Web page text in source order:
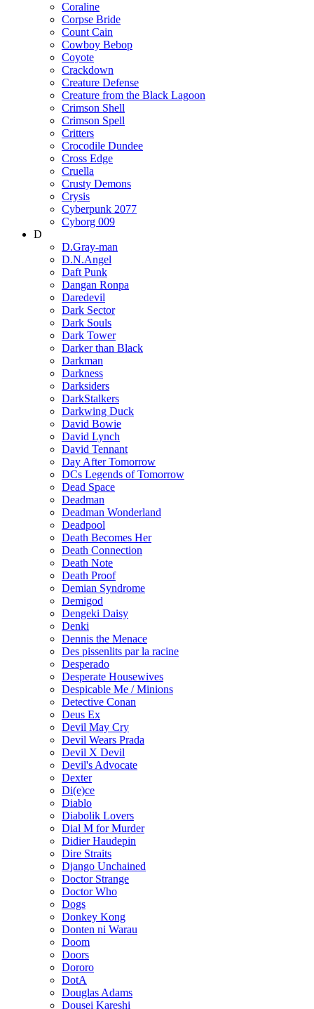
Coraline
Corpse Bride
Count Cain
Cowboy Bebop
Coyote
Crackdown
Creature Defense
Creature from the Black Lagoon
Crimson Shell
Crimson Spell
Critters
Crocodile Dundee
Cross Edge
Cruella
Crusty Demons
Crysis
Cyberpunk 2077
Cyborg 009
D
D.Gray-man
D.N.Angel
Daft Punk
Dangan Ronpa
Daredevil
Dark Sector
Dark Souls
Dark Tower
Darker than Black
Darkman
Darkness
Darksiders
DarkStalkers
Darkwing Duck
David Bowie
David Lynch
David Tennant
Day After Tomorrow
DCs Legends of Tomorrow
Dead Space
Deadman
Deadman Wonderland
Deadpool
Death Becomes Her
Death Connection
Death Note
Death Proof
Demian Syndrome
Demigod
Dengeki Daisy
Denki
Dennis the Menace
Des pissenlits par la racine
Desperado
Desperate Housewives
Despicable Me / Minions
Detective Conan
Deus Ex
Devil May Cry
Devil Wears Prada
Devil X Devil
Devil's Advocate
Dexter
Di(e)ce
Diablo
Diabolik Lovers
Dial M for Murder
Didier Haudepin
Dire Straits
Django Unchained
Doctor Strange
Doctor Who
Dogs
Donkey Kong
Donten ni Warau
Doom
Doors
Dororo
DotA
Douglas Adams
Dousei Kareshi